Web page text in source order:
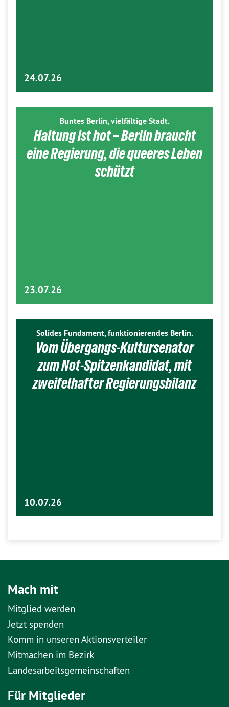
24.07.26
Buntes Berlin, vielfältige Stadt.
Haltung ist hot – Berlin braucht
eine Regierung, die queeres Leben
schützt
23.07.26
Solides Fundament, funktionierendes Berlin.
Vom Übergangs-Kultursenator
zum Not-Spitzenkandidat, mit
zweifelhafter Regierungsbilanz
10.07.26
Mach mit
Mitglied werden
Jetzt spenden
Komm in unseren Aktionsverteiler
Mitmachen im Bezirk
Landesarbeitsgemeinschaften
Für Mitglieder